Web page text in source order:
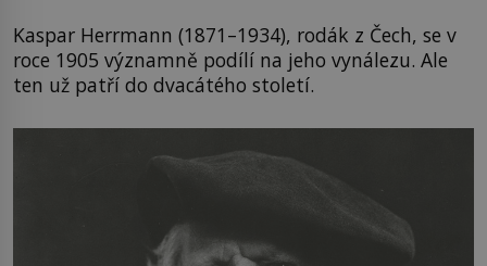
Kaspar Herrmann (1871–1934), rodák z Čech, se v
roce 1905 významně podílí na jeho vynálezu. Ale
ten už patří do dvacátého století.